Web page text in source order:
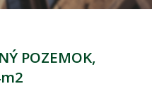
POZEMOK,